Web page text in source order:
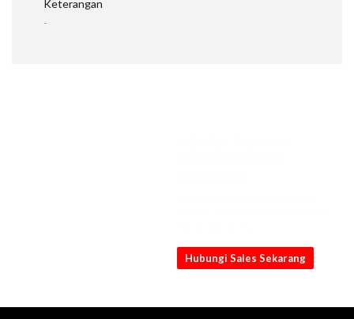
Keterangan
-
Hubungi Sales Sekarang